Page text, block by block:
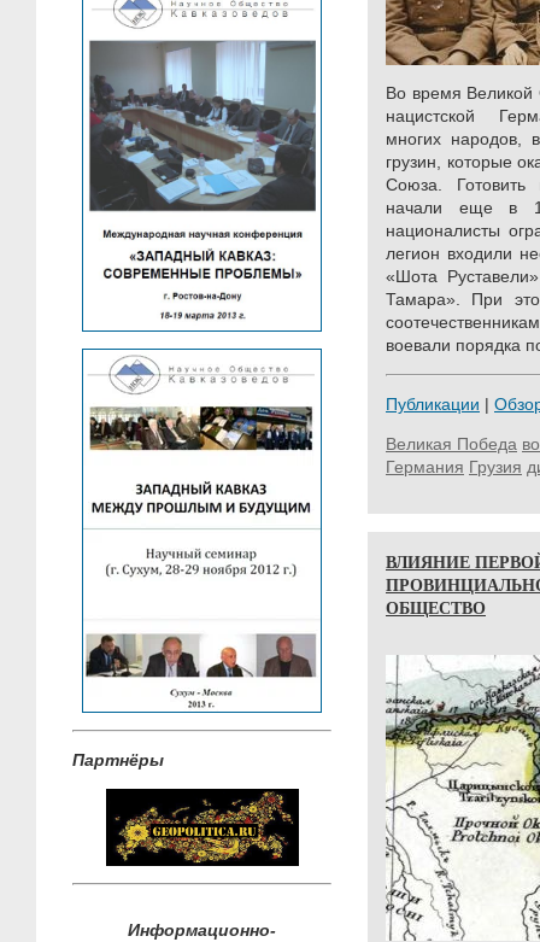
Партнёры
Информационно-
Во время Великой
нацистской
многих народов,
грузин, которые
Союза.
начали еще в
националисты
легион входили
«Шота
Тамара». При
воевали порядка
Публикации |
Великая Победа
Германия Грузия
ВЛИЯНИЕ
ОБЩЕСТВО